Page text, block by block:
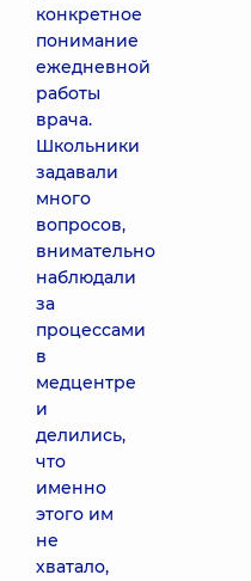
конкретное
понимание
ежедневной
работы
врача.
Школьники
задавали
много
вопросов,
внимательно
наблюдали
за
процессами
в
медцентре
и
делились,
что
именно
этого им
не
хватало,